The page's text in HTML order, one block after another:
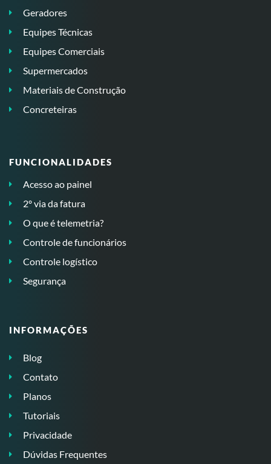
Geradores
Equipes Técnicas
Equipes Comerciais
Supermercados
Materiais de Construção
Concreteiras
FUNCIONALIDADES
Acesso ao painel
2º via da fatura
O que é telemetria?
Controle de funcionários
Controle logístico
Segurança
INFORMAÇÕES
Blog
Contato
Planos
Tutoriais
Privacidade
Dúvidas Frequentes